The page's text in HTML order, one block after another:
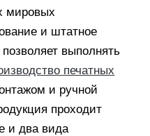
мировых
и штатное
выполнять
печатных
и ручной
проходит
и два вида